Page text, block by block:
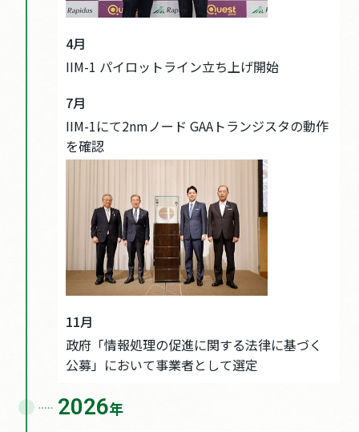
4月
IIM-1 パイロットライン立ち上げ開始
7月
IIM-1にて2nmノード GAAトランジスタの動作
を確認
11月
政府「情報処理の促進に関する法律に基づく
公募」において事業者として選定
2026年